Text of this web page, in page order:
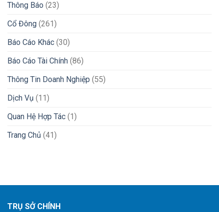
Thông Báo (23)
Cổ Đông (261)
Báo Cáo Khác (30)
Báo Cáo Tài Chính (86)
Thông Tin Doanh Nghiệp (55)
Dịch Vụ (11)
Quan Hệ Hợp Tác (1)
Trang Chủ (41)
TRỤ SỞ CHÍNH